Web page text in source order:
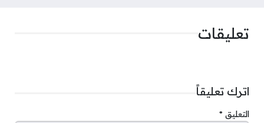
تعليقات
اترك تعليقاً
التعليق *